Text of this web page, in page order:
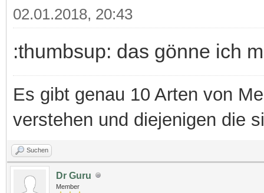
02.01.2018, 20:43
:thumbsup: das gönne ich
Es gibt genau 10 Arten von
verstehen und diejenigen die
Suchen
Dr Guru
Member